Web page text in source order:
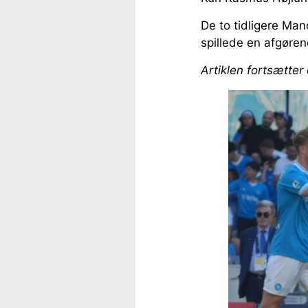
De to tidligere
spillede en
Artiklen fortsætter